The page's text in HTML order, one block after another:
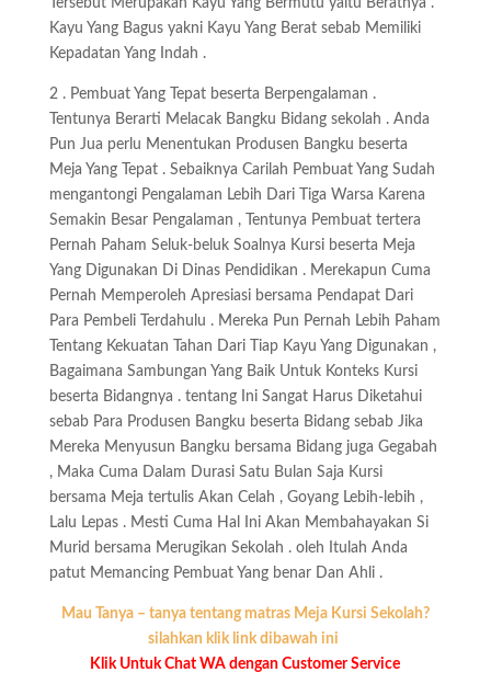
Tersebut Merupakan Kayu Yang Bermutu yaitu Beratnya .
Kayu Yang Bagus yakni Kayu Yang Berat sebab Memiliki
Kepadatan Yang Indah .
2 . Pembuat Yang Tepat beserta Berpengalaman .
Tentunya Berarti Melacak Bangku Bidang sekolah . Anda
Pun Jua perlu Menentukan Produsen Bangku beserta
Meja Yang Tepat . Sebaiknya Carilah Pembuat Yang Sudah
mengantongi Pengalaman Lebih Dari Tiga Warsa Karena
Semakin Besar Pengalaman , Tentunya Pembuat tertera
Pernah Paham Seluk-beluk Soalnya Kursi beserta Meja
Yang Digunakan Di Dinas Pendidikan . Merekapun Cuma
Pernah Memperoleh Apresiasi bersama Pendapat Dari
Para Pembeli Terdahulu . Mereka Pun Pernah Lebih Paham
Tentang Kekuatan Tahan Dari Tiap Kayu Yang Digunakan ,
Bagaimana Sambungan Yang Baik Untuk Konteks Kursi
beserta Bidangnya . tentang Ini Sangat Harus Diketahui
sebab Para Produsen Bangku beserta Bidang sebab Jika
Mereka Menyusun Bangku bersama Bidang juga Gegabah
, Maka Cuma Dalam Durasi Satu Bulan Saja Kursi
bersama Meja tertulis Akan Celah , Goyang Lebih-lebih ,
Lalu Lepas . Mesti Cuma Hal Ini Akan Membahayakan Si
Murid bersama Merugikan Sekolah . oleh Itulah Anda
patut Memancing Pembuat Yang benar Dan Ahli .
Mau Tanya – tanya tentang matras Meja Kursi Sekolah?
silahkan klik link dibawah ini
Klik Untuk Chat WA dengan Customer Service